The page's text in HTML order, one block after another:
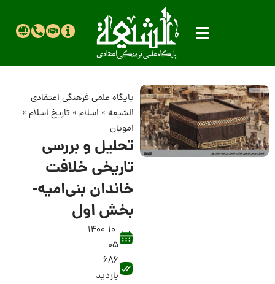
پایگاه علمی فرهنگی اعتقادی
الشیعه» اسلام» تاریخ اسلام»
امویان
تحلیل و بررسی
تاریخی خلافت
خاندان بنی‌امیه-
بخش اول
1400-10-
05
686
بازدید